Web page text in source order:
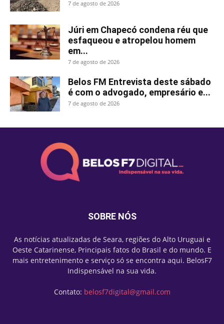
7 de agosto de 2026
Júri em Chapecó condena réu que
esfaqueou e atropelou homem
em...
7 de agosto de 2026
Belos FM Entrevista deste sábado
é com o advogado, empresário e...
7 de agosto de 2026
SOBRE NÓS
As notícias atualizadas de Seara, regiões do Alto Uruguai e
Oeste Catarinense, Principais fatos do Brasil e do mundo. E
mais entretenimento e serviço só se encontra aqui. BelosF7
Indispensável na sua vida.
Contato: belosf7digital@gmail.com